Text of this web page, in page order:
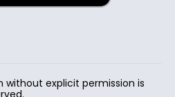
without explicit permission is